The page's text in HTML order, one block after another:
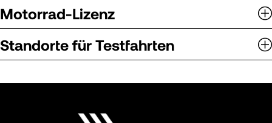
Motorrad-Lizenz
Standorte für Testfahrten